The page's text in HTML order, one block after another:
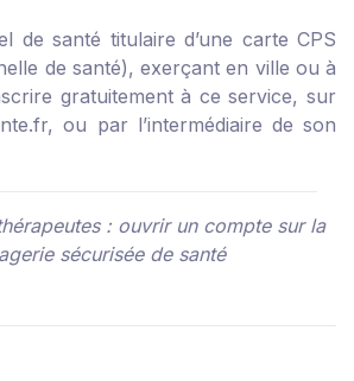
de santé titulaire d’une carte CPS
de santé), exerçant en ville ou à
gratuitement à ce service, sur
, ou par l’intermédiaire de son
: ouvrir un compte sur la
sécurisée de santé